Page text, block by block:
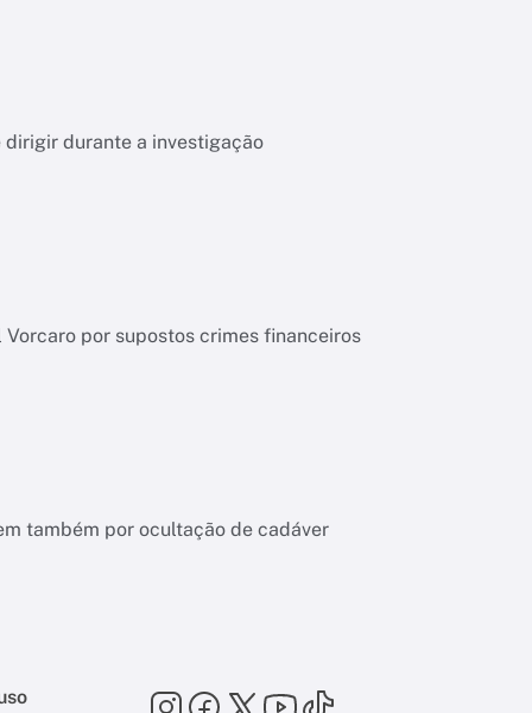
dirigir durante a investigação
por supostos crimes financeiros
também por ocultação de cadáver